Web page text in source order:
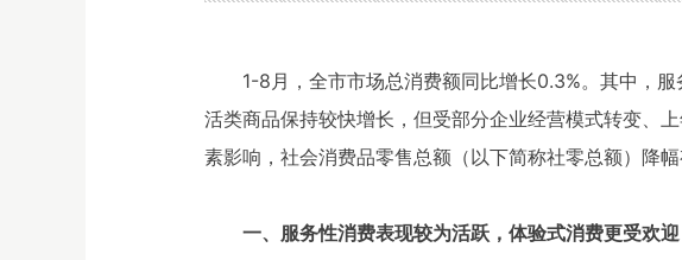
1-8月，全市市场总消费额同比增长0.3%。其中，
活类商品保持较快增长，但受部分企业经营模式转变、
素影响，社会消费品零售总额（以下简称社零总额）降幅
一、服务性消费表现较为活跃，体验式消费更受欢迎